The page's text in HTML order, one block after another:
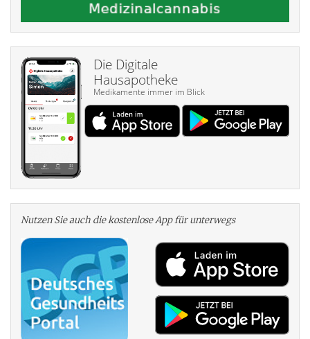
Die Digitale
Hausapotheke
Medikamente immer im Blick
Nutzen Sie auch die kosten­lose App für unterwegs